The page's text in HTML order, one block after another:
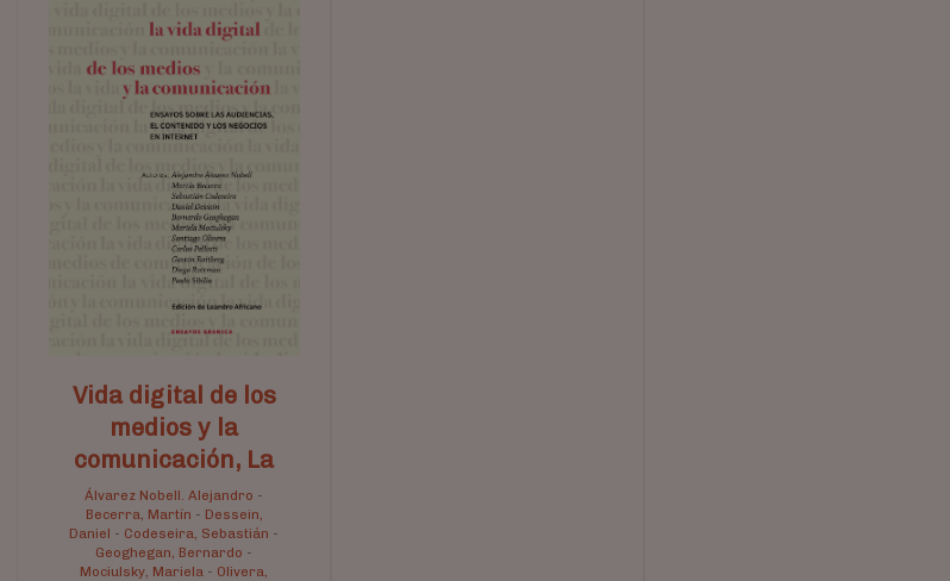
Vida digital de los
medios y la
comunicación, La
Álvarez Nobell. Alejandro -
Becerra, Martín - Dessein,
Daniel - Codeseira, Sebastián -
Geoghegan, Bernardo -
Mociulsky, Mariela - Olivera,